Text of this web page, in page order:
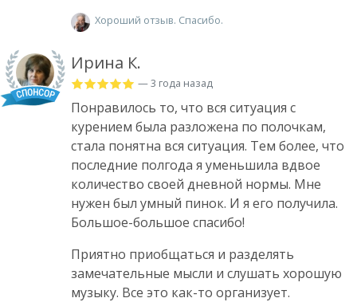
Хороший отзыв. Спасибо.
Ирина К.
— 3 года назад
Понравилось то, что вся ситуация с
курением была разложена по полочкам,
стала понятна вся ситуация. Тем более, что
последние полгода я уменьшила вдвое
количество своей дневной нормы. Мне
нужен был умный пинок. И я его получила.
Большое-большое спасибо!
Приятно приобщаться и разделять
замечательные мысли и слушать хорошую
музыку. Все это как-то организует.